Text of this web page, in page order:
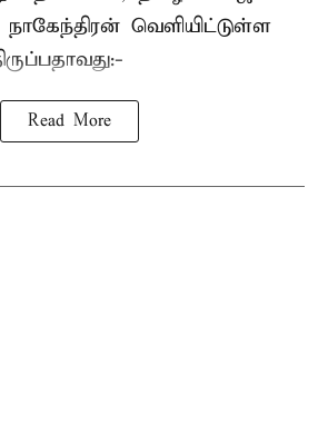
நாகேந்திரன் வெளியிட்டுள்ள
Read More